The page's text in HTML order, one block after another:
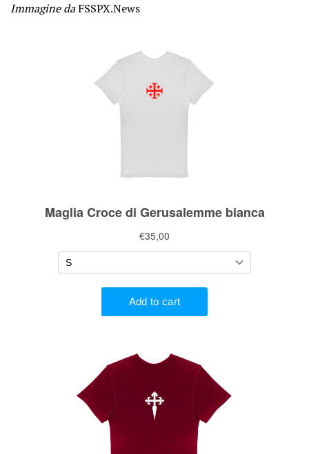
Immagine daFSSPX.News